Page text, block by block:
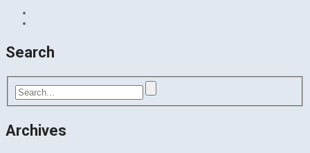
Search
Archives